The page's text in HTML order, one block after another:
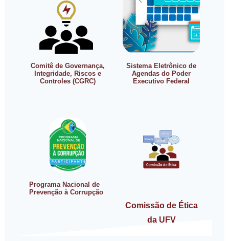
Comitê de Governança,
Integridade, Riscos e
Controles (CGRC)
Sistema Eletrônico de
Agendas do Poder
Executivo Federal
Programa Nacional de
Prevenção à Corrupção
Comissão de Ética
da UFV